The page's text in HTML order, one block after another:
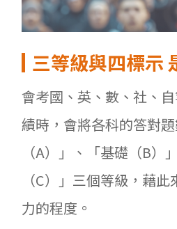
三等級與四標示
會考國、英、數、社、
績時，會將各科的答對
（A）」、「基礎（B）
（C）」三個等級，藉
力的程度。